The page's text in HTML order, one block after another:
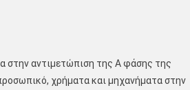
στην αντιμετώπιση της Α φάσης της
χρήματα και μηχανήματα στην